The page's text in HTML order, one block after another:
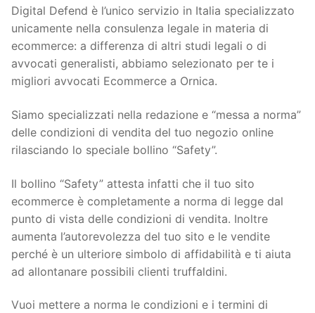
Digital Defend è l’unico servizio in Italia specializzato
unicamente nella consulenza legale in materia di
ecommerce: a differenza di altri studi legali o di
avvocati generalisti, abbiamo selezionato per te i
migliori avvocati Ecommerce a Ornica.
Siamo specializzati nella redazione e “messa a norma”
delle condizioni di vendita del tuo negozio online
rilasciando lo speciale bollino “Safety”.
Il bollino “Safety” attesta infatti che il tuo sito
ecommerce è completamente a norma di legge dal
punto di vista delle condizioni di vendita. Inoltre
aumenta l’autorevolezza del tuo sito e le vendite
perché è un ulteriore simbolo di affidabilità e ti aiuta
ad allontanare possibili clienti truffaldini.
Vuoi mettere a norma le condizioni e i termini di